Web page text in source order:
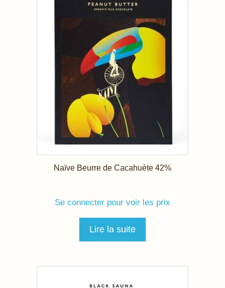
Naïve Beurre de Cacahuète 42%
Se connecter pour voir les prix
Lire la suite